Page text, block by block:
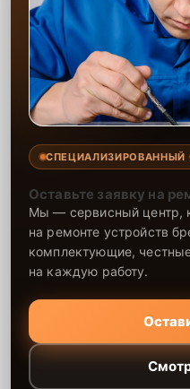
СПЕЦИАЛИЗИРОВАННЫЙ
Оставьте заявку на
Мы — сервисный центр,
на ремонте устройств
комплектующие,
на каждую работу.